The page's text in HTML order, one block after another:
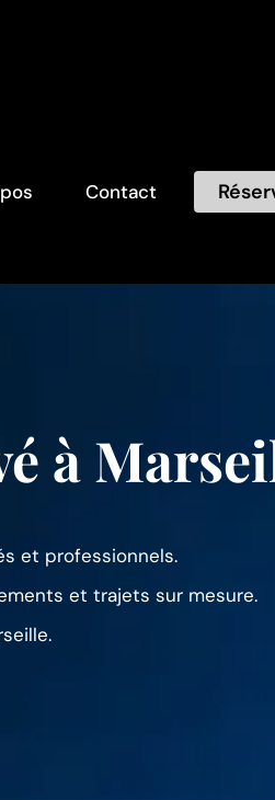
Contact
à
et professionnels.
et trajets sur mesure.